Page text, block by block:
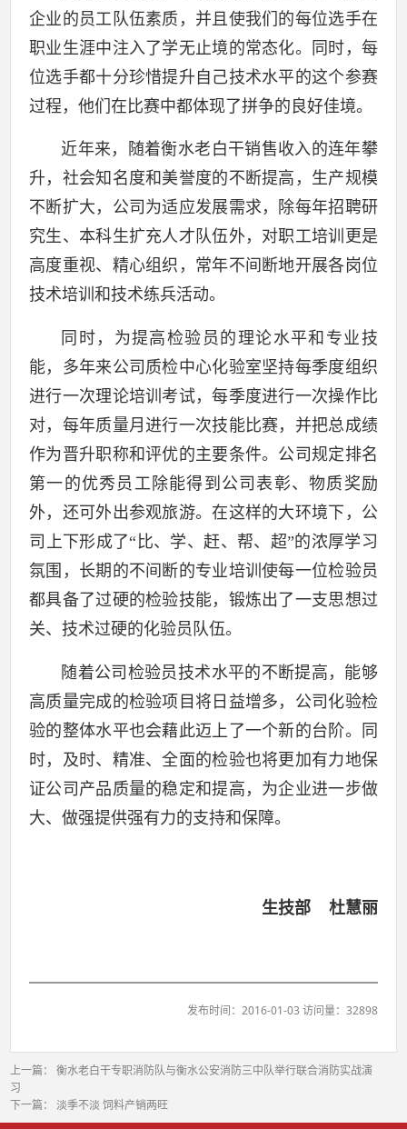
企业的员工队伍素质，并且使我们的每位选手在
职业生涯中注入了学无止境的常态化。同时，每
位选手都十分珍惜提升自己技术水平的这个参赛
过程，他们在比赛中都体现了拼争的良好佳境。
近年来，随着衡水老白干销售收入的连年攀
升，社会知名度和美誉度的不断提高，生产规模
不断扩大，公司为适应发展需求，除每年招聘研
究生、本科生扩充人才队伍外，对职工培训更是
高度重视、精心组织，常年不间断地开展各岗位
技术培训和技术练兵活动。
同时，为提高检验员的理论水平和专业技
能，多年来公司质检中心化验室坚持每季度组织
进行一次理论培训考试，每季度进行一次操作比
对，每年质量月进行一次技能比赛，并把总成绩
作为晋升职称和评优的主要条件。公司规定排名
第一的优秀员工除能得到公司表彰、物质奖励
外，还可外出参观旅游。在这样的大环境下，公
司上下形成了“比、学、赶、帮、超”的浓厚学习
氛围，长期的不间断的专业培训使每一位检验员
都具备了过硬的检验技能，锻炼出了一支思想过
关、技术过硬的化验员队伍。
随着公司检验员技术水平的不断提高，能够
高质量完成的检验项目将日益增多，公司化验检
验的整体水平也会藉此迈上了一个新的台阶。同
时，及时、精准、全面的检验也将更加有力地保
证公司产品质量的稳定和提高，为企业进一步做
大、做强提供强有力的支持和保障。
生技部 杜慧丽
发布时间：2016-01-03 访问量：32898
上一篇：衡水老白干专职消防队与衡水公安消防三中队举行联合消防实战演
习
下一篇： 淡季不淡 饲料产销两旺